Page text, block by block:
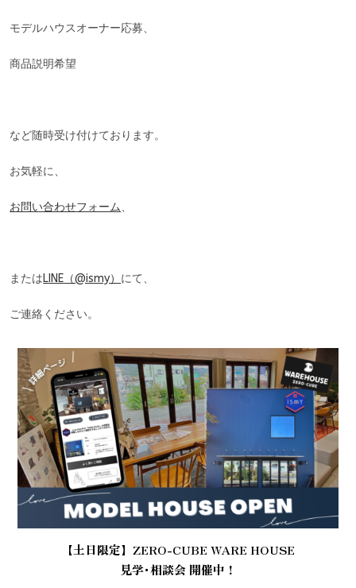
モデルハウスオーナー応募、
商品説明希望
など随時受け付けております。
お気軽に、
お問い合わせフォーム、
またはLINE （@ismy） にて、
ご連絡ください。
【土日限定】ZERO-CUBE WARE HOUSE
見学･相談会 開催中！